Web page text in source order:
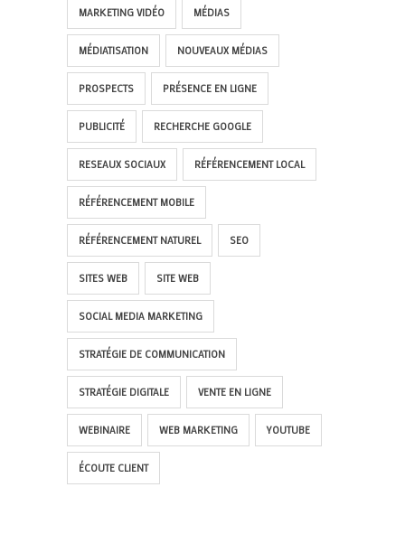
MARKETING VIDÉO MÉDIAS
MÉDIATISATION NOUVEAUX MÉDIAS
PROSPECTS PRÉSENCE EN LIGNE
PUBLICITÉ RECHERCHE GOOGLE
RESEAUX SOCIAUX RÉFÉRENCEMENT LOCAL
RÉFÉRENCEMENT MOBILE
RÉFÉRENCEMENT NATUREL SEO
SITES WEB SITE WEB
SOCIAL MEDIA MARKETING
STRATÉGIE DE COMMUNICATION
STRATÉGIE DIGITALE VENTE EN LIGNE
WEBINAIRE WEB MARKETING YOUTUBE
ÉCOUTE CLIENT